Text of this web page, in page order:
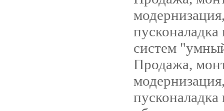
пусконаладка
систем
Продажа,
пусконаладка